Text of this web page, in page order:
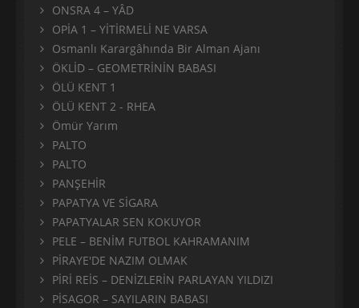
ONSRA 4 – YÂD
OPİA 1 – YİTİRMELİ NE VARSA
Osmanlı Karargâhında Bir Alman Ajanı
ÖKLİD – GEOMETRİNİN BABASI
ÖLÜ KENT 1
ÖLÜ KENT 2 - RHEA
Ömür Yarım
PALTO
PALTO
PANŞEHİR
PAPATYA VE SİGARA
PAPATYALAR SEN KOKUYOR
PELE – BENİM FUTBOL KAHRAMANIM
PİRAYE'DE NAZIM OLMAK
PİRİ REİS – DENİZLERİN PARLAYAN YILDIZI
PİSAGOR – SAYILARIN BABASI